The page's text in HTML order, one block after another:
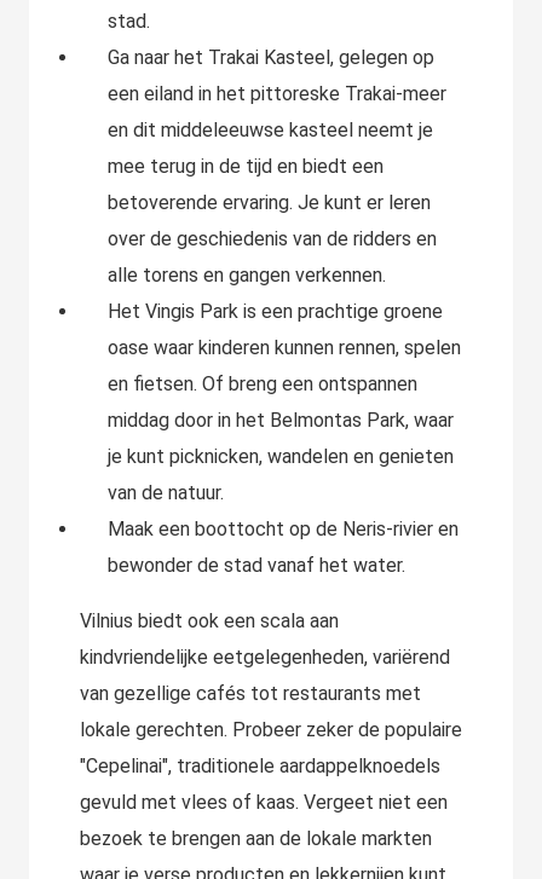
stad.
Ga naar het Trakai Kasteel, gelegen op
een eiland in het pittoreske Trakai-meer
en dit middeleeuwse kasteel neemt je
mee terug in de tijd en biedt een
betoverende ervaring. Je kunt er leren
over de geschiedenis van de ridders en
alle torens en gangen verkennen.
Het Vingis Park is een prachtige groene
oase waar kinderen kunnen rennen, spelen
en fietsen. Of breng een ontspannen
middag door in het Belmontas Park, waar
je kunt picknicken, wandelen en genieten
van de natuur.
Maak een boottocht op de Neris-rivier en
bewonder de stad vanaf het water.
Vilnius biedt ook een scala aan
kindvriendelijke eetgelegenheden, variërend
van gezellige cafés tot restaurants met
lokale gerechten. Probeer zeker de populaire
"Cepelinai", traditionele aardappelknoedels
gevuld met vlees of kaas. Vergeet niet een
bezoek te brengen aan de lokale markten